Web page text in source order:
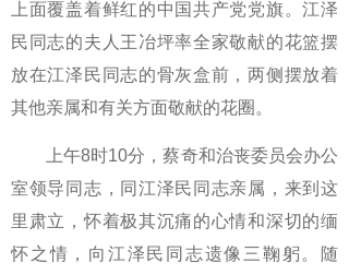
上面覆盖着鲜红的中国共产党党旗。江泽
民同志的夫人王冶坪率全家敬献的花篮摆
放在江泽民同志的骨灰盒前，两侧摆放着
其他亲属和有关方面敬献的花圈。
上午8时10分，蔡奇和治丧委员会办公
室领导同志，同江泽民同志亲属，来到这
里肃立，怀着极其沉痛的心情和深切的缅
怀之情，向江泽民同志遗像三鞠躬。随